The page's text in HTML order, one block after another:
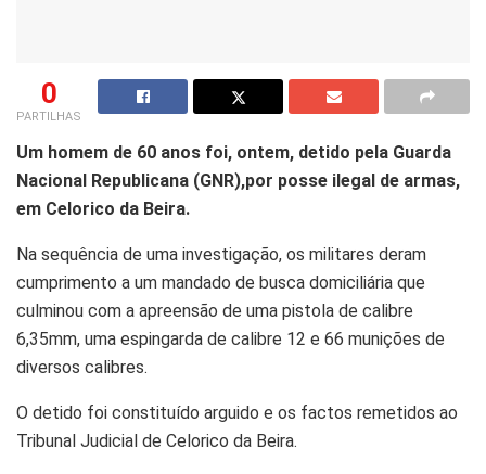
0
PARTILHAS
Um homem de 60 anos foi, ontem, detido pela Guarda
Nacional Republicana (GNR),por posse ilegal de armas,
em Celorico da Beira.
Na sequência de uma investigação, os militares deram
cumprimento a um mandado de busca domiciliária que
culminou com a apreensão de uma pistola de calibre
6,35mm, uma espingarda de calibre 12 e 66 munições de
diversos calibres.
O detido foi constituído arguido e os factos remetidos ao
Tribunal Judicial de Celorico da Beira.